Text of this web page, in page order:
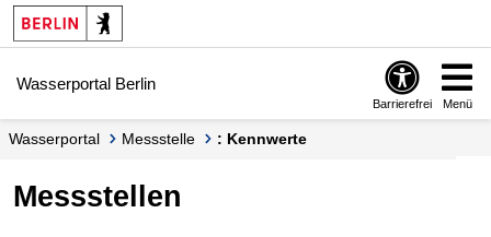
Springe zur Navigation
Springe zum Inhalt
Wasserportal Berlin
Barrierefrei Menü
Wasserportal Messstelle : Kennwerte
Messstellen